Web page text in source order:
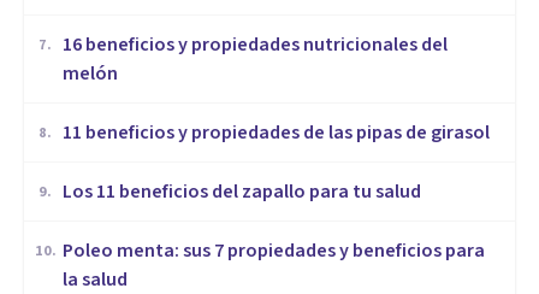
7.
16 beneficios y propiedades nutricionales del
melón
8. ​11 beneficios y propiedades de las pipas de girasol
9. Los 11 beneficios del zapallo para tu salud
10. Poleo menta: sus 7 propiedades y beneficios para
la salud